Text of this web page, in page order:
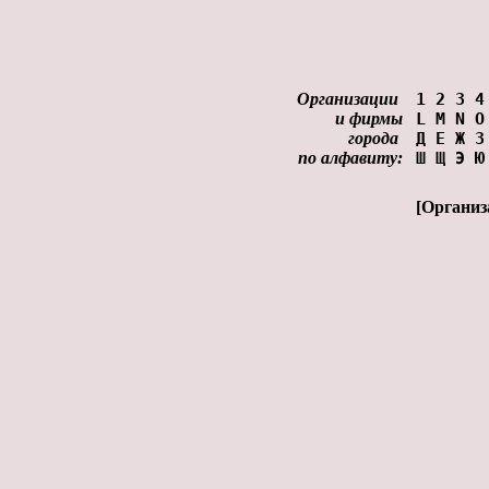
Организации
и фирмы
города
по алфавиту:
1 2 3 4
L M N O
Д Е Ж З
Ш Щ Э Ю
[